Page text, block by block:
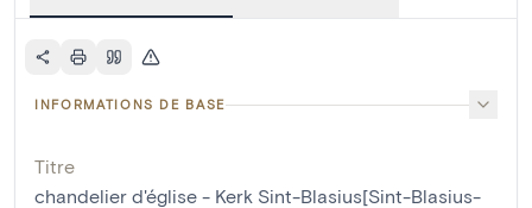
INFORMATIONS DE BASE
Titre
chandelier d'église - Kerk Sint-Blasius[Sint-Blasius-